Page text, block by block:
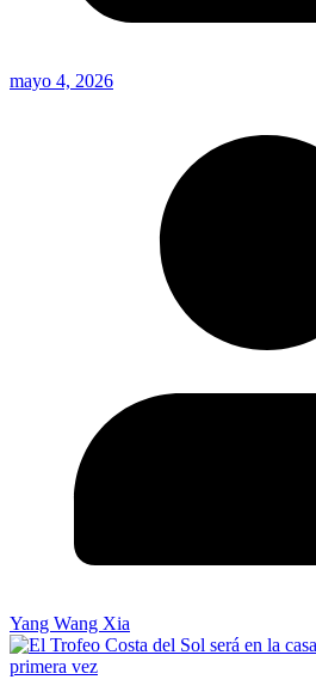
mayo 4, 2026
Yang Wang Xia